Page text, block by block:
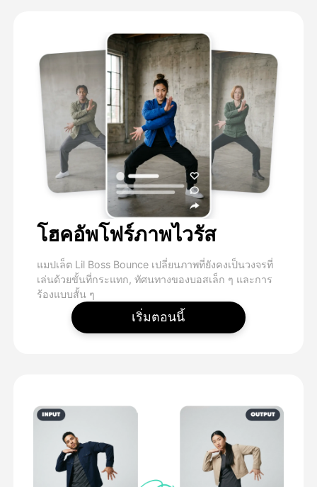
โฮคอัพโฟร์ภาพไวรัส
แมปเล็ต Lil Boss Bounce เปลี่ยนภาพที่ยังคงเป็นวงจรที่
เล่นด้วยขั้นที่กระแทก, ทัศนทางของบอสเล็ก ๆ และการ
ร้องแบบสั้น ๆ
เริ่มตอนนี้